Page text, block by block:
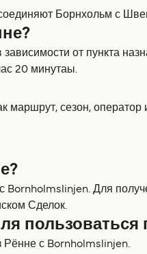
Борнхольм с
от пункта
20 минутаы.
маршрут, сезон, оператор
Для
Сделок.
Рённе с Bornholmslinjen.